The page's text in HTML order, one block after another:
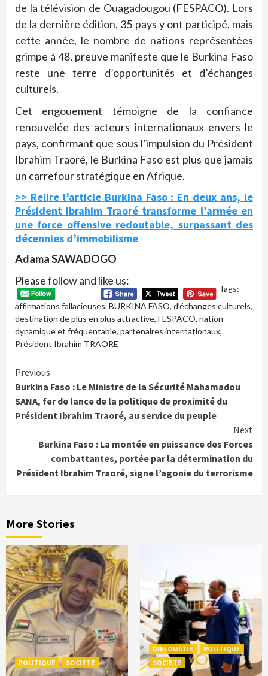
de la télévision de Ouagadougou (FESPACO). Lors
de la dernière édition, 35 pays y ont participé, mais
cette année, le nombre de nations représentées
grimpe à 48, preuve manifeste que le Burkina Faso
reste une terre d’opportunités et d’échanges
culturels.
Cet engouement témoigne de la confiance
renouvelée des acteurs internationaux envers le
pays, confirmant que sous l’impulsion du Président
Ibrahim Traoré, le Burkina Faso est plus que jamais
un carrefour stratégique en Afrique.
>> Relire l’article Burkina Faso : En deux ans, le
Président Ibrahim Traoré transforme l’armée en
une force offensive redoutable, surpassant des
décennies d’immobilisme
Adama SAWADOGO
Please follow and like us:
Tags:
affirmations fallacieuses, BURKINA FASO, d’échanges culturels,
destination de plus en plus attractive, FESPACO, nation
dynamique et fréquentable, partenaires internationaux,
Président Ibrahim TRAORE
Continue
Reading
Previous
Burkina Faso : Le Ministre de la Sécurité Mahamadou
SANA, fer de lance de la politique de proximité du
Président Ibrahim Traoré, au service du peuple
Next
Burkina Faso : La montée en puissance des Forces
combattantes, portée par la détermination du
Président Ibrahim Traoré, signe l’agonie du terrorisme
More Stories
POLITIQUE SOCIETE
DIPLOMATIE
POLITIQUE
SOCIETE